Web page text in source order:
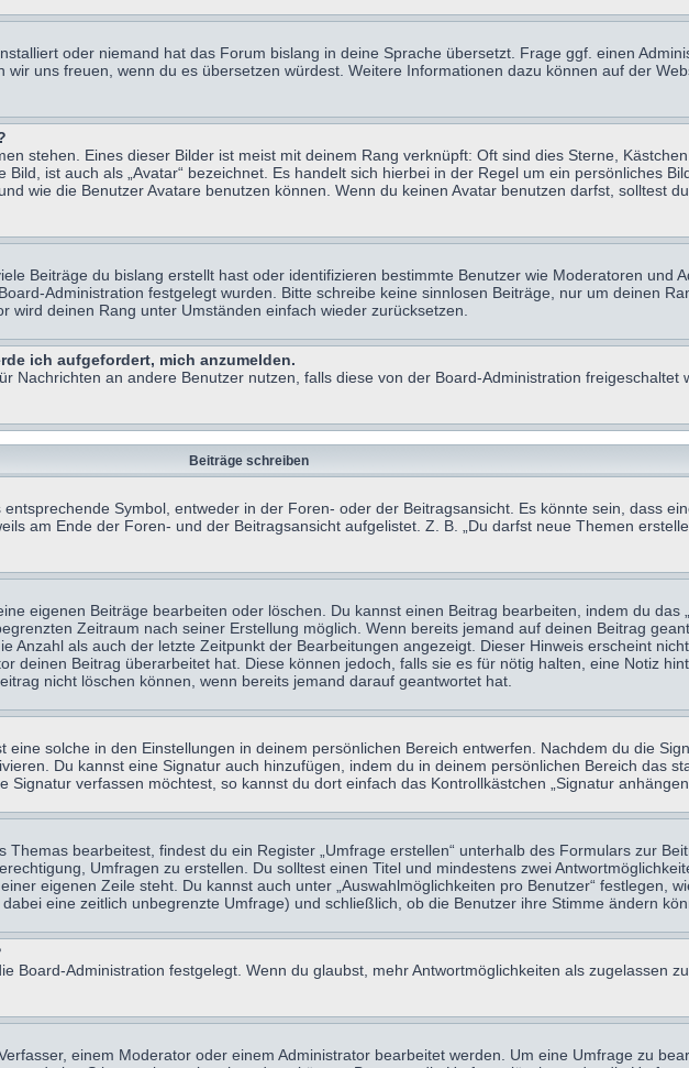
oder niemand hat das Forum bislang in deine Sprache übersetzt. Frage ggf. einen
uns freuen, wenn du es übersetzen würdest. Weitere Informationen dazu können auf der
stehen. Eines dieser Bilder ist meist mit deinem Rang verknüpft: Oft sind dies Sterne,
ist auch als „Avatar“ bezeichnet. Es handelt sich hierbei in der Regel um ein persönliches
wie die Benutzer Avatare benutzen können. Wenn du keinen Avatar benutzen darfst, solltest
Beiträge du bislang erstellt hast oder identifizieren bestimmte Benutzer wie Moderatoren und
Administration festgelegt wurden. Bitte schreibe keine sinnlosen Beiträge, nur um deinen
deinen Rang unter Umständen einfach wieder zurücksetzen.
ich aufgefordert, mich anzumelden.
Nachrichten an andere Benutzer nutzen, falls diese von der Board-Administration freigeschaltet
Beiträge schreiben
Symbol, entweder in der Foren- oder der Beitragsansicht. Es könnte sein, dass
am Ende der Foren- und der Beitragsansicht aufgelistet. Z. B. „Du darfst neue Themen
eigenen Beiträge bearbeiten oder löschen. Du kannst einen Beitrag bearbeiten, indem du das
Zeitraum nach seiner Erstellung möglich. Wenn bereits jemand auf deinen Beitrag
Anzahl als auch der letzte Zeitpunkt der Bearbeitungen angezeigt. Dieser Hinweis erscheint
deinen Beitrag überarbeitet hat. Diese können jedoch, falls sie es für nötig halten, eine Notiz
nicht löschen können, wenn bereits jemand darauf geantwortet hat.
solche in den Einstellungen in deinem persönlichen Bereich entwerfen. Nachdem du die
Du kannst eine Signatur auch hinzufügen, indem du in deinem persönlichen Bereich das
verfassen möchtest, so kannst du dort einfach das Kontrollkästchen „Signatur
bearbeitest, findest du ein Register „Umfrage erstellen“ unterhalb des Formulars zur
Umfragen zu erstellen. Du solltest einen Titel und mindestens zwei
eigenen Zeile steht. Du kannst auch unter „Auswahlmöglichkeiten pro Benutzer“ festlegen,
eine zeitlich unbegrenzte Umfrage) und schließlich, ob die Benutzer ihre Stimme ändern
Board-Administration festgelegt. Wenn du glaubst, mehr Antwortmöglichkeiten als zugelassen
einem Moderator oder einem Administrator bearbeitet werden. Um eine Umfrage zu